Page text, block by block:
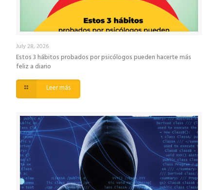
July 28, 2026
Estos 3 hábitos probados por psicólogos pueden hacerte más
feliz a diario
Leer más